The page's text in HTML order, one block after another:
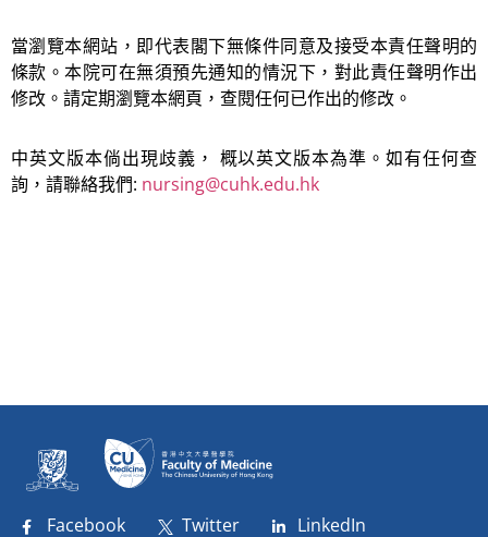
當瀏覽本網站，即代表閣下無條件同意及接受本責任聲明的
條款。本院可在無須預先通知的情況下，對此責任聲明作出
修改。請定期瀏覽本網頁，查閱任何已作出的修改。
中英文版本倘出現歧義， 概以英文版本為準。如有任何查
詢，請聯絡我們: nursing@cuhk.edu.hk
Facebook Twitter LinkedIn